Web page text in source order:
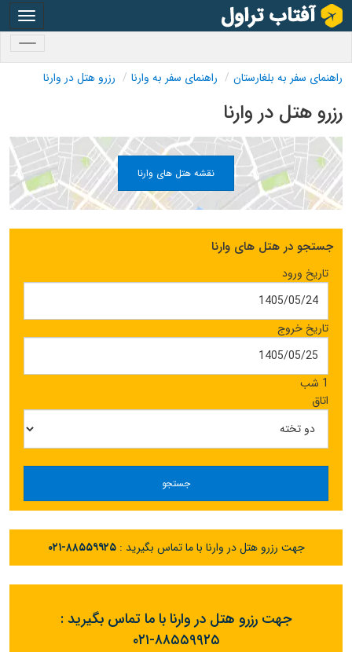
راهنمای سفر به بلغارستان راهنمای سفر به وارنا رزرو هتل در وارنا
رزرو هتل در وارنا
نقشه هتل های وارنا
جستجو در هتل های وارنا
تاریخ ورود
تاریخ خروج
1 شب
اتاق
جستجو
جهت رزرو هتل در وارنا با ما تماس بگیرید :۰۲۱-۸۸۵۵۹۹۲۵
جهت رزرو هتل در وارنا با ما تماس بگیرید :
۰۲۱-۸۸۵۵۹۹۲۵